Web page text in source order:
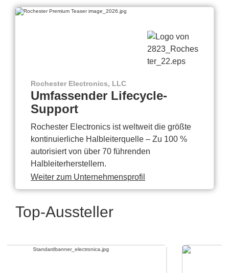
Rochester Electronics, LLC
Umfassender Lifecycle-
Support
Rochester Electronics ist weltweit die größte
kontinuierliche Halbleiterquelle – Zu 100 %
autorisiert von über 70 führenden
Halbleiterherstellern.
Weiter zum Unternehmensprofil
Top-Aussteller